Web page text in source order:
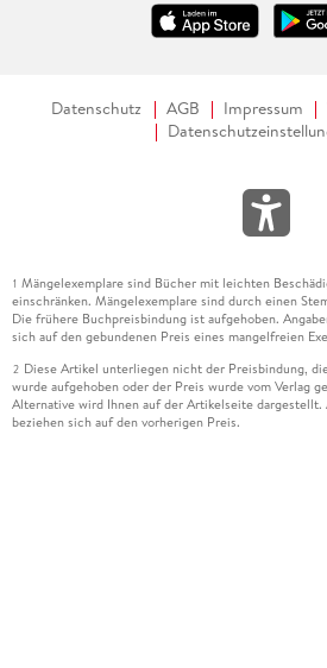
Datenschutz AGB Impressum
1 Mängelexemplare sind Bücher mit leichten
einschränken. Mängelexemplare sind durch einen
Die frühere Buchpreisbindung ist aufgehoben.
sich auf den gebundenen Preis eines mangelfreien
2 Diese Artikel unterliegen nicht der Preisbindung,
wurde aufgehoben oder der Preis wurde vom Verlag
Alternative wird Ihnen auf der Artikelseite dargestellt.
beziehen sich auf den vorherigen Preis.